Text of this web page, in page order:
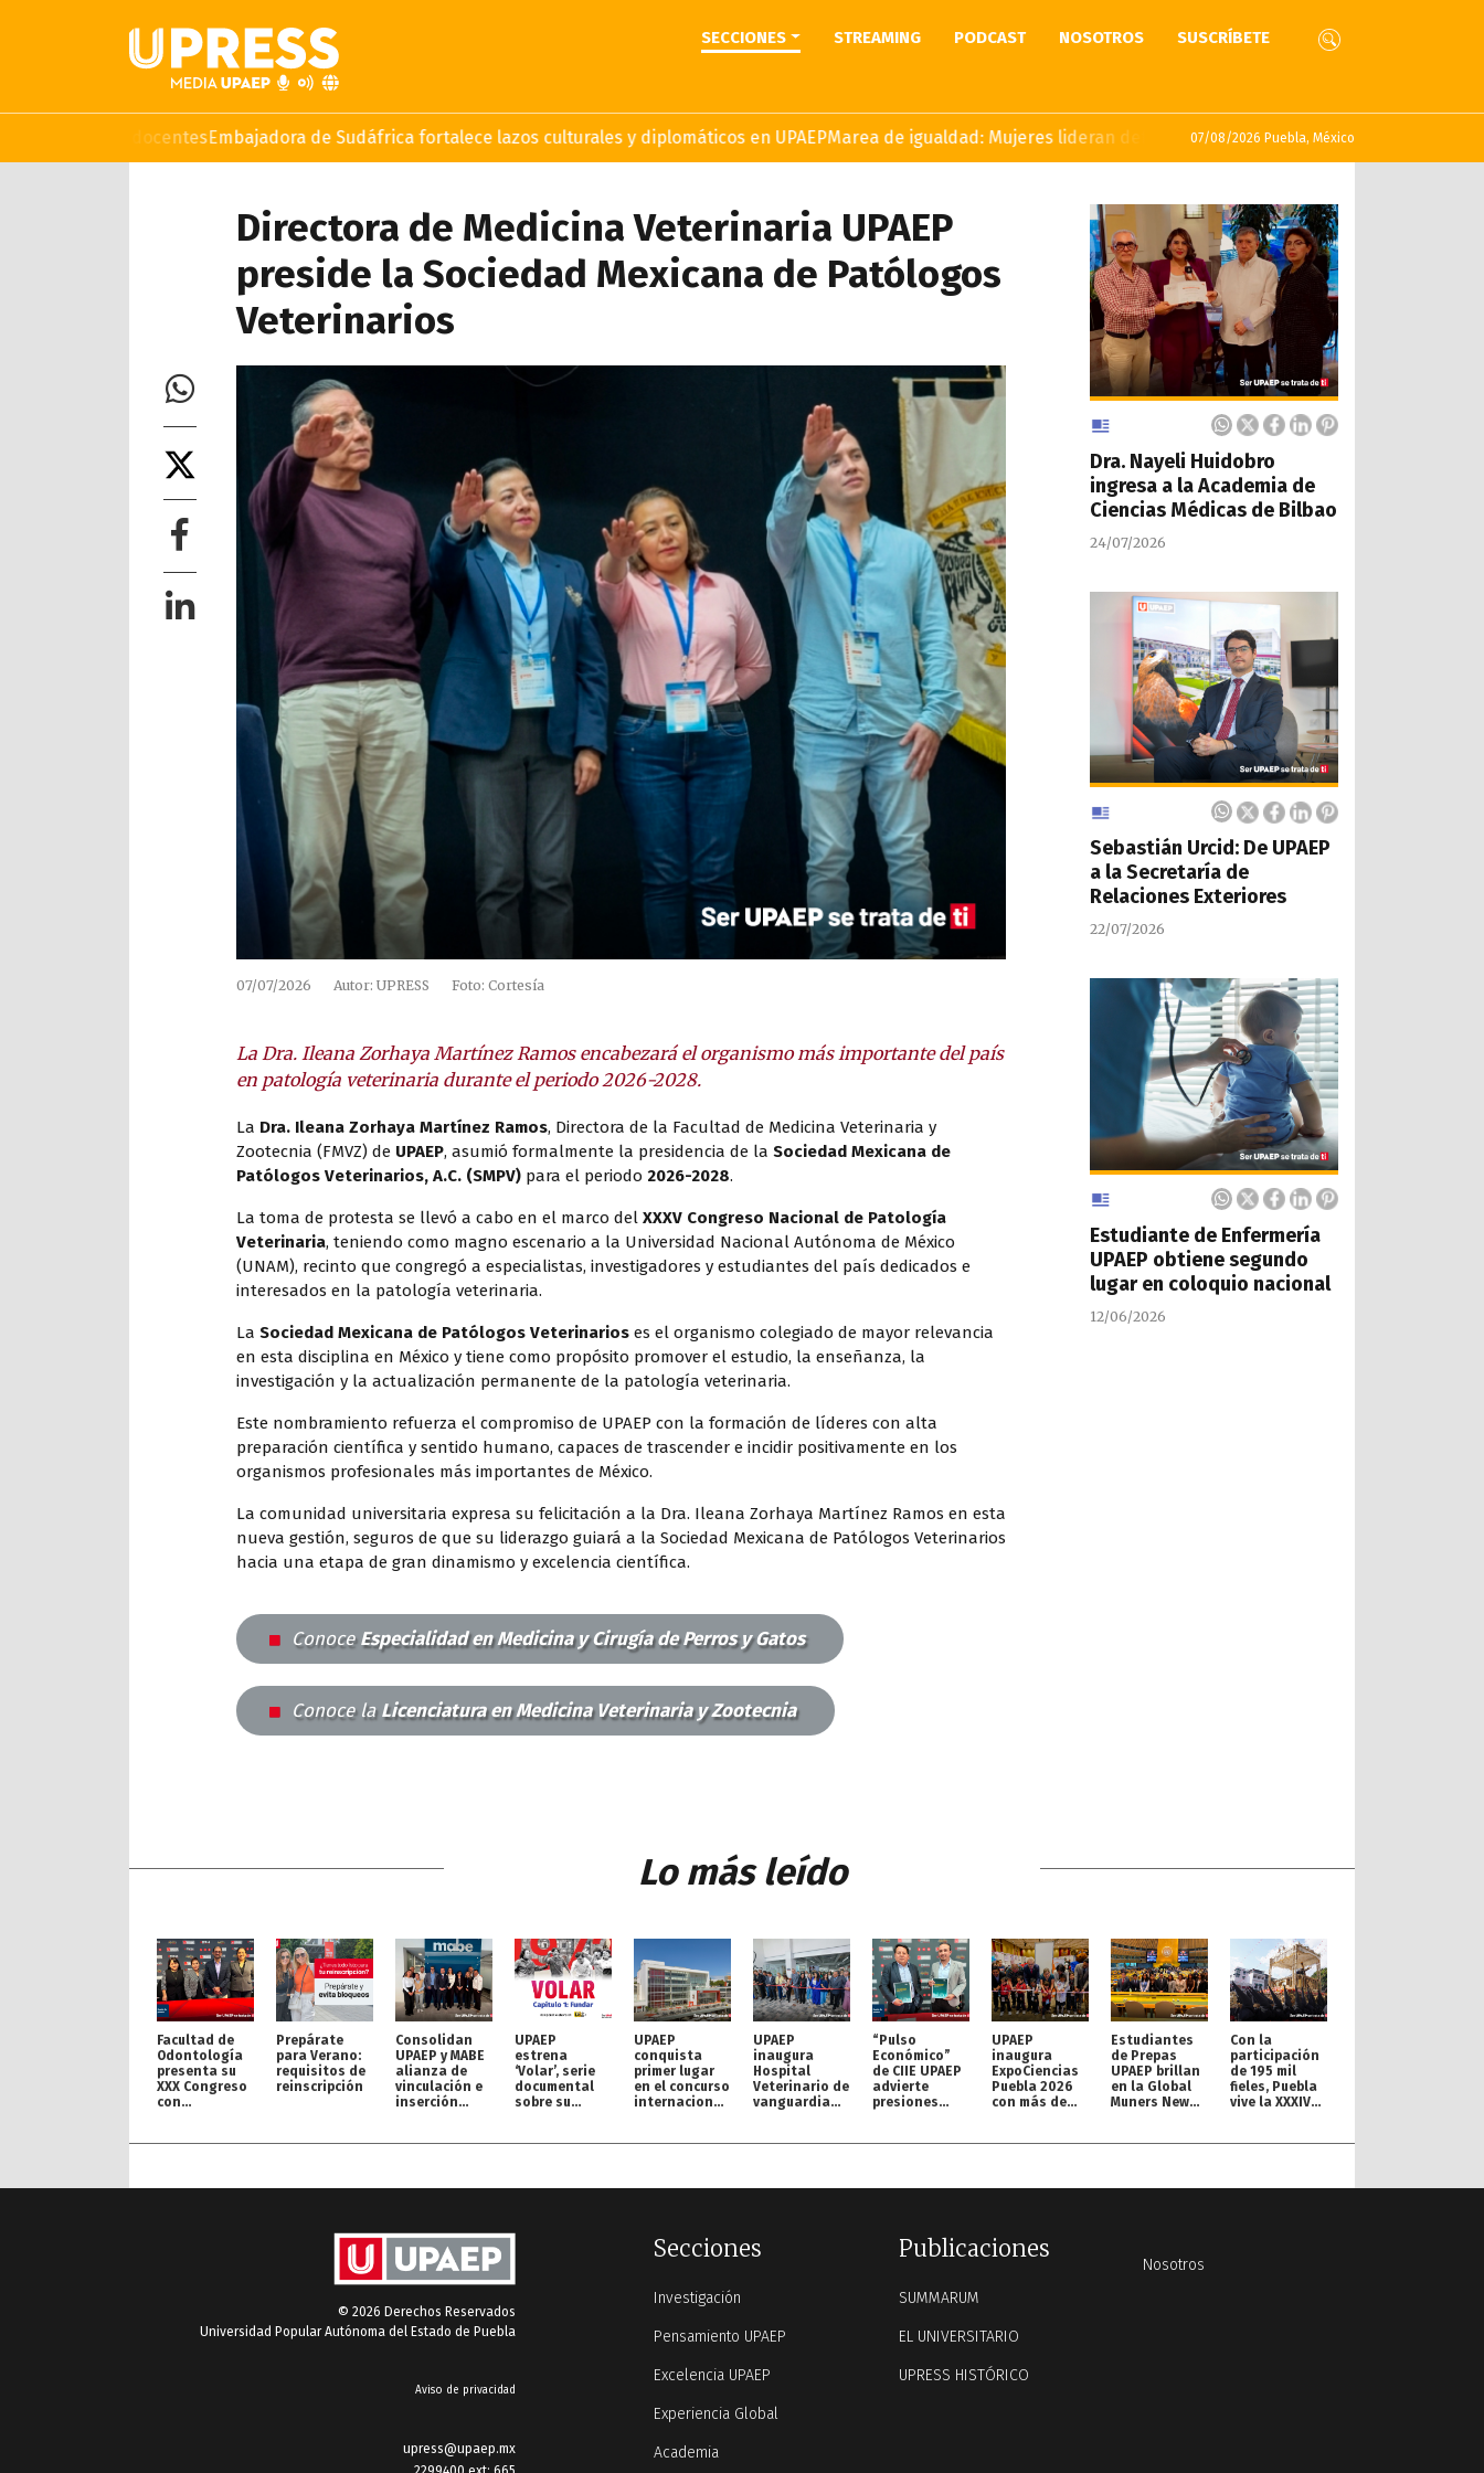
SECCIONES STREAMING PODCAST NOSOTROS SUSCRÍBETE
Embajadora de Sudáfrica fortalece lazos culturales y diplomáticos en UPAEP Marea de igualdad: Mujeres lideran defensa del agua en UPAEP07/08/2026 Puebla, México
Directora de Medicina Veterinaria UPAEP
preside la Sociedad Mexicana de Patólogos
Veterinarios
07/07/2026 Autor: UPRESS Foto: Cortesía
La Dra. Ileana Zorhaya Martínez Ramos encabezará el organismo más importante del país
en patología veterinaria durante el periodo 2026-2028.
La Dra. Ileana Zorhaya Martínez Ramos, Directora de la Facultad de Medicina Veterinaria y
Zootecnia (FMVZ) de UPAEP, asumió formalmente la presidencia de la Sociedad Mexicana de
Patólogos Veterinarios, A.C. (SMPV)para el periodo 2026-2028.
La toma de protesta se llevó a cabo en el marco del XXXV Congreso Nacional de Patología
Veterinaria, teniendo como magno escenario a la Universidad Nacional Autónoma de México
(UNAM), recinto que congregó a especialistas, investigadores y estudiantes del país dedicados e
interesados en la patología veterinaria.
La Sociedad Mexicana de Patólogos Veterinarioses el organismo colegiado de mayor relevancia
en esta disciplina en México y tiene como propósito promover el estudio, la enseñanza, la
investigación y la actualización permanente de la patología veterinaria.
Este nombramiento refuerza el compromiso de UPAEP con la formación de líderes con alta
preparación científica y sentido humano, capaces de trascender e incidir positivamente en los
organismos profesionales más importantes de México.
La comunidad universitaria expresa su felicitación a la Dra. Ileana Zorhaya Martínez Ramos en esta
nueva gestión, seguros de que su liderazgo guiará a la Sociedad Mexicana de Patólogos Veterinarios
hacia una etapa de gran dinamismo y excelencia científica.
ConoceEspecialidad en Medicina y Cirugía de Perros y Gatos
Conoce laLicenciatura en Medicina Veterinaria y Zootecnia
Dra. Nayeli Huidobro
ingresa a la Academia de
Ciencias Médicas de Bilbao
24/07/2026
Sebastián Urcid: De UPAEP
a la Secretaría de
Relaciones Exteriores
22/07/2026
Estudiante de Enfermería
UPAEP obtiene segundo
lugar en coloquio nacional
12/06/2026
Lo más leído
Facultad de
Odontología
presenta su
XXX Congreso
con
Prepárate
para Verano:
requisitos de
reinscripción
Consolidan
UPAEP y MABE
alianza de
vinculación e
inserción
UPAEP
estrena
‘Volar’, serie
documental
sobre su
UPAEP
conquista
primer lugar
en el concurso
internacional
UPAEP
inaugura
Hospital
Veterinario de
vanguardia
“Pulso
Económico”
de CIIE UPAEP
advierte
presiones
México
UPAEP
inaugura
ExpoCiencias
Puebla 2026
con más de
Estudiantes
de Prepas
UPAEP brillan
en la Global
Muners New
Con la
participación
de 195 mil
fieles, Puebla
vive la XXXIV
© 2026 Derechos Reservados
Universidad Popular Autónoma del Estado de Puebla
Aviso de privacidad
upress@upaep.mx
Secciones
Investigación
Pensamiento UPAEP
Excelencia UPAEP
Experiencia Global
Academia
Publicaciones
SUMMARUM
EL UNIVERSITARIO
UPRESS HISTÓRICO
Nosotros